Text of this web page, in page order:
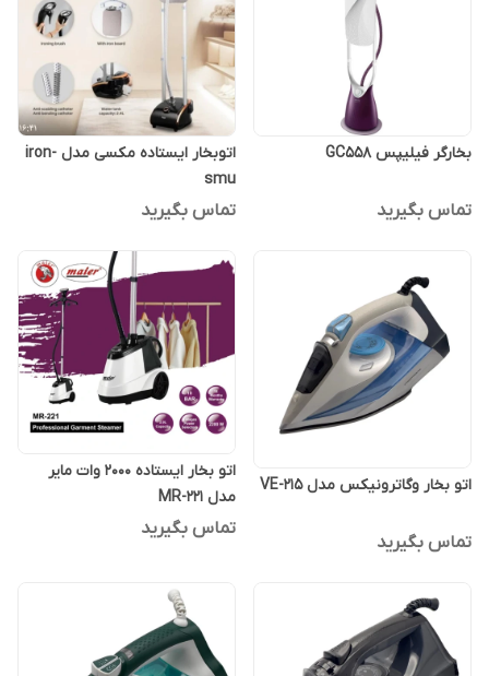
بخارگر فیلیپس GC558
تماس بگیرید
اتوبخار ایستاده مکسی مدل iron-
smu
تماس بگیرید
اتو بخار وگاترونیکس مدل VE-215
تماس بگیرید
اتو بخار ایستاده 2000 وات مایر
مدل MR-221
تماس بگیرید